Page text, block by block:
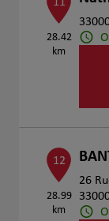
28.42
km
12
28.99
km
26